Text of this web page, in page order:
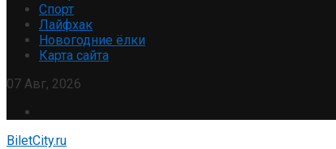
Спорт
Лайфхак
Новогодние ёлки
Карта сайта
07 Авг, 2026
BiletCity.ru